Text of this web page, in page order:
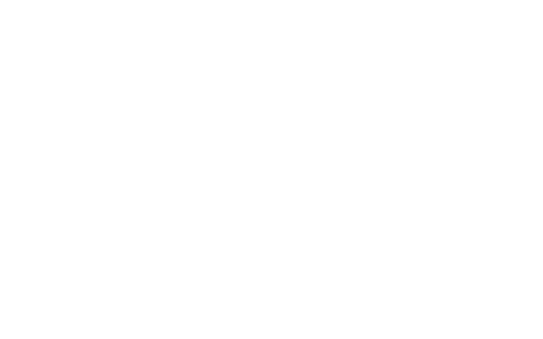
业大学广东
业大学进行